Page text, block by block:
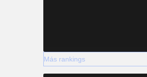
Más rankings